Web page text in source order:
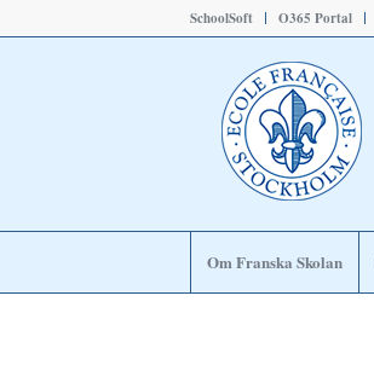
SchoolSoft O365 Portal
Om Franska Skolan